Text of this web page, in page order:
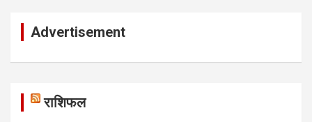
Advertisement
राशिफल